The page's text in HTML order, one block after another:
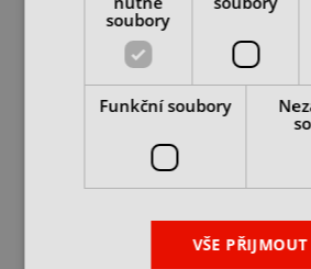
očkoplochých
ráčnových klíčů Tona
cena bez DPH
pro
skladem
2 295
cena bez
soubory
Funkční soubory
VŠE PŘIJMOUT